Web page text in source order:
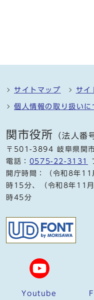
サイトマップ サイ
個人情報の取り扱いに
関市役所 （法人
〒501-3894 岐阜県関
電話： 0575-22-3131
開庁時間：（令和8年
時15分、（令和8年11
時45分
Youtube